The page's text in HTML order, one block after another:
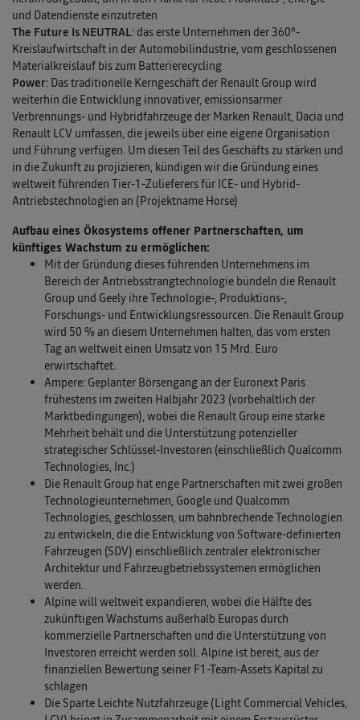
und Datendienste einzutreten
The Future Is NEUTRAL: das erste Unternehmen der 360°-
Kreislaufwirtschaft in der Automobilindustrie, vom geschlossenen
Materialkreislauf bis zum Batterierecycling
Power: Das traditionelle Kerngeschäft der Renault Group wird
weiterhin die Entwicklung innovativer, emissionsarmer
Verbrennungs- und Hybridfahrzeuge der Marken Renault, Dacia und
Renault LCV umfassen, die jeweils über eine eigene Organisation
und Führung verfügen. Um diesen Teil des Geschäfts zu stärken und
in die Zukunft zu projizieren, kündigen wir die Gründung eines
weltweit führenden Tier-1-Zulieferers für ICE- und Hybrid-
Antriebstechnologien an (Projektname Horse)
Aufbau eines Ökosystems offener Partnerschaften, um
künftiges Wachstum zu ermöglichen:
Mit der Gründung dieses führenden Unternehmens im
Bereich der Antriebsstrangtechnologie bündeln die Renault
Group und Geely ihre Technologie-, Produktions-,
Forschungs- und Entwicklungsressourcen. Die Renault Group
wird 50 % an diesem Unternehmen halten, das vom ersten
Tag an weltweit einen Umsatz von 15 Mrd. Euro
erwirtschaftet.
Ampere: Geplanter Börsengang an der Euronext Paris
frühestens im zweiten Halbjahr 2023 (vorbehaltlich der
Marktbedingungen), wobei die Renault Group eine starke
Mehrheit behält und die Unterstützung potenzieller
strategischer Schlüssel-Investoren (einschließlich Qualcomm
Technologies, Inc.)
Die Renault Group hat enge Partnerschaften mit zwei großen
Technologieunternehmen, Google und Qualcomm
Technologies, geschlossen, um bahnbrechende Technologien
zu entwickeln, die die Entwicklung von Software-definierten
Fahrzeugen (SDV) einschließlich zentraler elektronischer
Architektur und Fahrzeugbetriebssystemen ermöglichen
werden.
Alpine will weltweit expandieren, wobei die Hälfte des
zukünftigen Wachstums außerhalb Europas durch
kommerzielle Partnerschaften und die Unterstützung von
Investoren erreicht werden soll. Alpine ist bereit, aus der
finanziellen Bewertung seiner F1-Team-Assets Kapital zu
schlagen
Die Sparte Leichte Nutzfahrzeuge (Light Commercial Vehicles,